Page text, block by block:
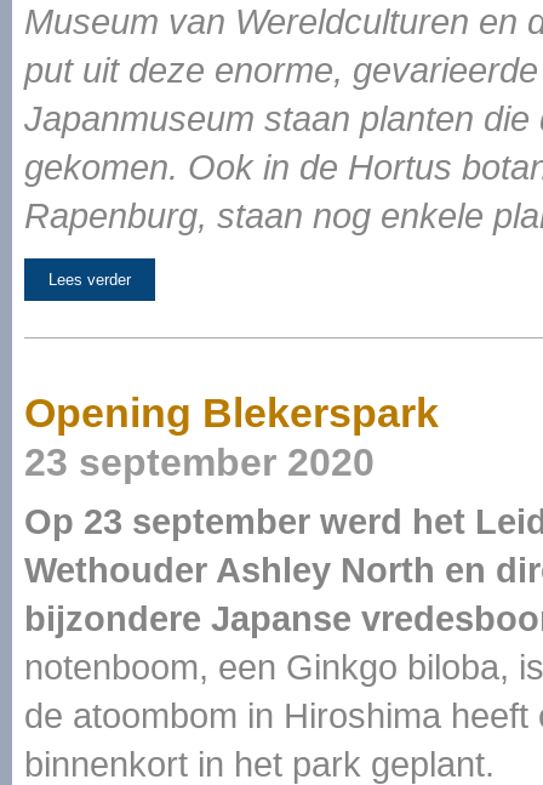
Museum van Wereldculturen en
put uit deze enorme,
Japanmuseum staan planten
gekomen. Ook in de Hortus
Rapenburg, staan nog enkele
Lees verder
Opening Blekerspark
23 september 2020
Op 23 september werd het
Wethouder Ashley North en
bijzondere Japanse
notenboom, een Ginkgo biloba,
de atoombom in Hiroshima
binnenkort in het park geplant.